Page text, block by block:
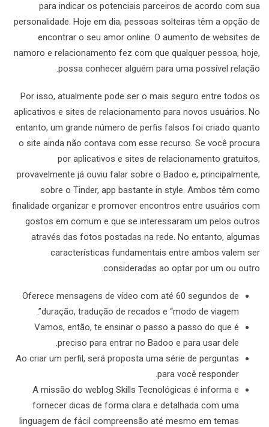
para indicar os potenciais parceiros de acordo com sua
personalidade. Hoje em dia, pessoas solteiras têm a opção de
encontrar o seu amor online. O aumento de websites de
namoro e relacionamento fez com que qualquer pessoa, hoje,
possa conhecer alguém para uma possível relação.
Por isso, atualmente pode ser o mais seguro entre todos os
aplicativos e sites de relacionamento para novos usuários. No
entanto, um grande número de perfis falsos foi criado quanto
o site ainda não contava com esse recurso. Se você procura
por aplicativos e sites de relacionamento gratuitos,
provavelmente já ouviu falar sobre o Badoo e, principalmente,
sobre o Tinder, app bastante in style. Ambos têm como
finalidade organizar e promover encontros entre usuários com
gostos em comum e que se interessaram um pelos outros
através das fotos postadas na rede. No entanto, algumas
características fundamentais entre ambos valem ser
consideradas ao optar por um ou outro.
Oferece mensagens de vídeo com até 60 segundos de
duração, tradução de recados e “modo de viagem”.
Vamos, então, te ensinar o passo a passo do que é
preciso para entrar no Badoo e para usar dele.
Ao criar um perfil, será proposta uma série de perguntas
para você responder.
A missão do weblog Skills Tecnológicas é informa e
fornecer dicas de forma clara e detalhada com uma
linguagem de fácil compreensão até mesmo em temas